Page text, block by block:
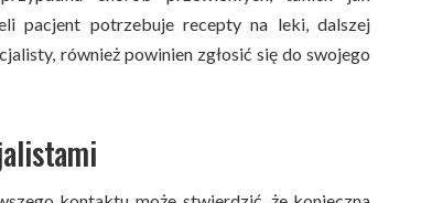
pacjent potrzebuje recepty na leki, dalszej
również powinien zgłosić się do swojego